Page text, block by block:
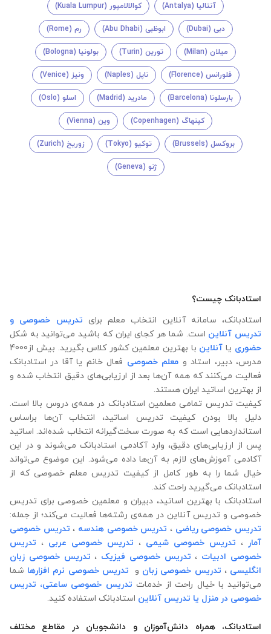
آنتالیا (Antalya) کوالالامپور (Kuala Lumpur)
دبی (Dubai) ابوظبی (Abu Dhabi) رم (Rome)
میلان (Milan) تورین (Turin) بولونیا (Bologna)
فلورانس (Florence) ناپل (Naples) ونیز (Venice)
بارسلونا (Barcelona) مادرید (Madrid) اسلو (Oslo)
کپنهاگ (Copenhagen) وین (Vienna)
بروکسل (Brussels) توکیو (Tokyo) زوریخ (Zurich)
ژنو (Geneva)
استادبانک چیست؟
استادبانک، سامانه آنلاین انتخاب معلم برای تدریس خصوصی و
تدریس آنلاین است. شما هر کجای ایران که باشید می‌توانید به شکل
حضوری یا آنلاین
با بهترین معلمین کشور کلاس بگیرید. بیش از4000
مدرس، دبیر، استاد و معلم خصوصی فعال خانم یا آقا در استادبانک
فعالیت می‌کنند که همه آن‌ها بعد از ارزیابی‌های دقیق انتخاب شده‌ و
از بهترین اساتید ایران هستند.
کیفیت تدریس تمامی معلمین استادبانک در همه‌ی دروس بالا است.
دلیل بالا بودن کیفیت تدریس اساتید، انتخاب آن‌ها براساس
استانداردهایی است که به صورت سخت‌گیرانه انتخاب شده‌اند. اساتید
پس از ارزیابی‌های دقیق، وارد آکادمی استادبانک می‌شوند و در این
آکادمی آموزش‌های لازم به آن‌ها داده می‌شود. این موضوع می‌تواند
خیال شما را به طور کامل از کیفیت تدریس معلم خصوصی که از
استادبانک می‌گیرید راحت کند.
استادبانک با بهترین اساتید، دبیران و معلمین خصوصی برای تدریس
خصوصی و تدریس آنلاین در همه‌ی رشته‌ها فعالیت می‌کند؛ از جمله:
تدریس خصوصی ریاضی ، تدریس خصوصی هندسه ، تدریس خصوصی
آمار ، تدریس خصوصی شیمی ، تدریس خصوصی عربی ، تدریس
خصوصی ادبیات ، تدریس خصوصی فیزیک ، تدریس خصوصی زبان
انگلیسی، تدریس خصوصی زبان و تدریس خصوصی نرم افزارها شما
می‌توانید با خیال راحت از خدمات تدریس خصوصی ساعتی، تدریس
خصوصی در منزل یا تدریس آنلاین استادبانک استفاده کنید.
استادبانک، همراه دانش‌آموزان و دانشجویان در مقاطع مختلف